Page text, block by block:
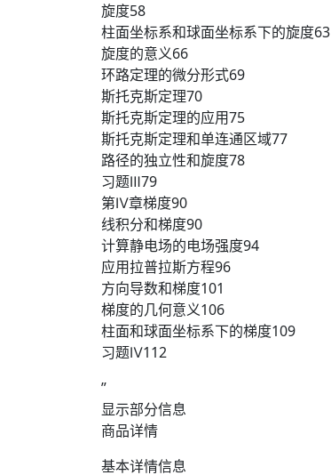
旋度58
柱面坐标系和球面坐标系下的旋度63
旋度的意义66
环路定理的微分形式69
斯托克斯定理70
斯托克斯定理的应用75
斯托克斯定理和单连通区域77
路径的独立性和旋度78
习题Ⅲ79
第Ⅳ章梯度90
线积分和梯度90
计算静电场的电场强度94
应用拉普拉斯方程96
方向导数和梯度101
梯度的几何意义106
柱面和球面坐标系下的梯度109
习题Ⅳ112
”
显示部分信息
商品详情
基本详情信息